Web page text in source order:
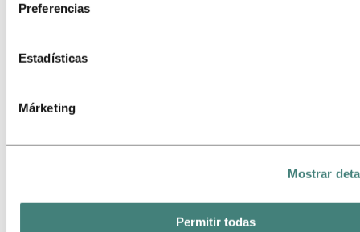
cada una de sus cookies. Puedes consultar quiénes son
Preferencias
Estadísticas
Márketing
Mostrar
Permitir todas
Gestión de cartera y trading